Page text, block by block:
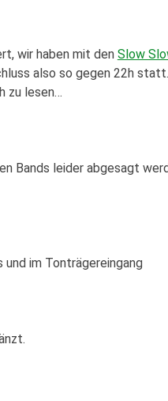
wir haben mit den Slow
also so gegen 22h statt.
zu lesen…
Bands leider abgesagt
im Tonträgereingang